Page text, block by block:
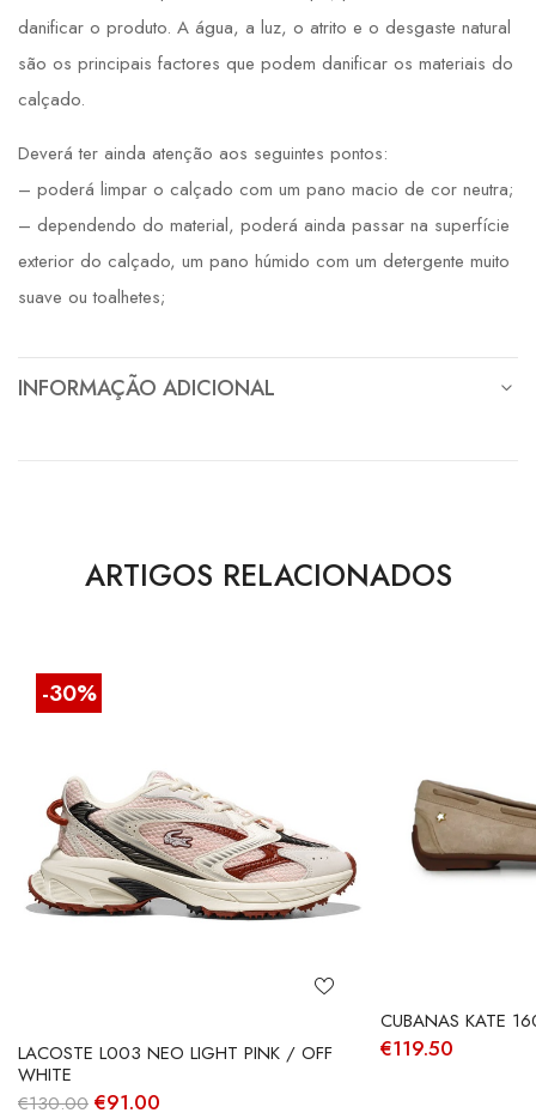
danificar o produto. A água, a luz, o atrito e o desgaste natural
são os principais factores que podem danificar os materiais do
calçado.
Deverá ter ainda atenção aos seguintes pontos:
– poderá limpar o calçado com um pano macio de cor neutra;
– dependendo do material, poderá ainda passar na superfície
exterior do calçado, um pano húmido com um detergente muito
suave ou toalhetes;
INFORMAÇÃO ADICIONAL
ARTIGOS RELACIONADOS
-30%
LACOSTE L003 NEO LIGHT PINK / OFF
WHITE
€130.00 O
€91.00
CUBANAS KATE
€119.50